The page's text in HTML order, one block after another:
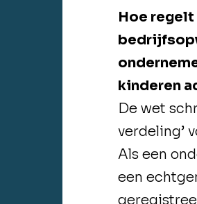
Hoe
kinderen
De wet
verdeling’
Als een
een